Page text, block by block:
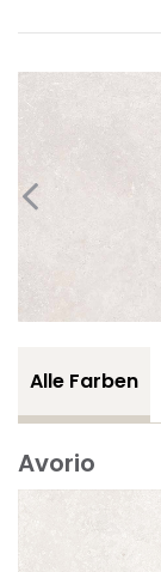
Alle Farben
Avorio